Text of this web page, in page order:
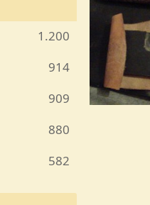
1.200
914
909
880
582